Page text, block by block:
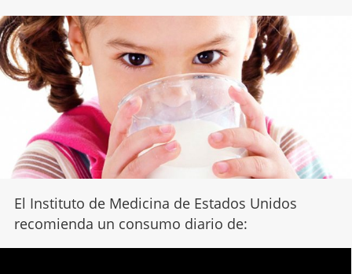
El Instituto de Medicina de Estados Unidos
recomienda un consumo diario de: